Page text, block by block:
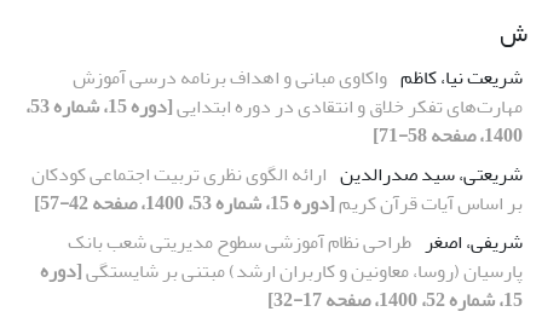
ش
شریعت نیا، کاظم واکاوی مبانی و اهداف برنامه درسی آموزش
مهارت‌های تفکر خلاق و انتقادی در دوره ابتدایی
[دوره 15، شماره 53،
1400، صفحه 58-71]
شریعتی، سید صدرالدین ارائه الگوی نظری تربیت اجتماعی کودکان
بر اساس آیات قرآن کریم[دوره 15، شماره 53، 1400، صفحه 42-57]
شریفی، اصغر طراحی نظام آموزشی سطوح مدیریتی شعب بانک
پارسیان (روسا، معاونین و کاربران ارشد) مبتنی بر شایستگی[دوره
15، شماره 52، 1400، صفحه 17-32]